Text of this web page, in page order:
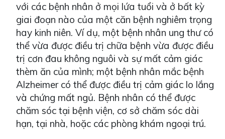
với các bệnh nhân ở mọi lứa tuổi và ở bất kỳ
giai đoạn nào của một căn bệnh nghiêm trọng
hay kinh niên. Ví dụ, một bệnh nhân ung thư có
thể vừa được điều trị chữa bệnh vừa được điều
trị cơn đau không nguôi và sự mất cảm giác
thèm ăn của mình; một bệnh nhân mắc bệnh
Alzheimer có thể được điều trị cảm giác lo lắng
và chứng mất ngủ. Bệnh nhân có thể được
chăm sóc tại bệnh viện, cơ sở chăm sóc dài
hạn, tại nhà, hoặc các phòng khám ngoại trú.